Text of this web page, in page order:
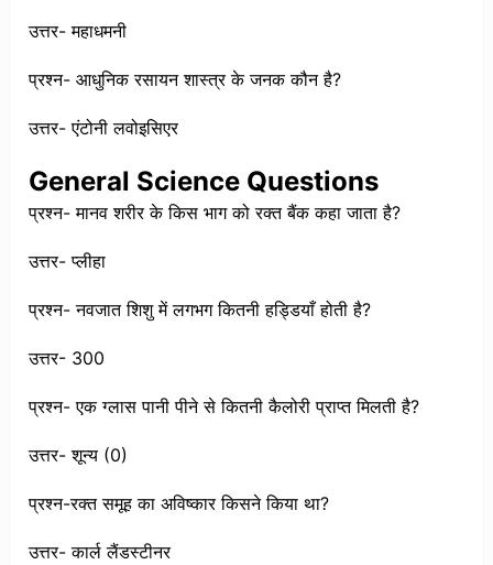
उत्तर- महाधमनी
प्रश्न- आधुनिक रसायन शास्त्र के जनक कौन है?
उत्तर- एंटोनी लवोइसिएर
General Science Questions
प्रश्न- मानव शरीर के किस भाग को रक्त बैंक कहा जाता है?
उत्तर- प्लीहा
प्रश्न- नवजात शिशु में लगभग कितनी हड्डियाँ होती है?
उत्तर- 300
प्रश्न- एक ग्लास पानी पीने से कितनी कैलोरी प्राप्त मिलती है?
उत्तर- शून्य (0)
प्रश्न-रक्त समूह का अविष्कार किसने किया था?
उत्तर- कार्ल लैंडस्टीनर